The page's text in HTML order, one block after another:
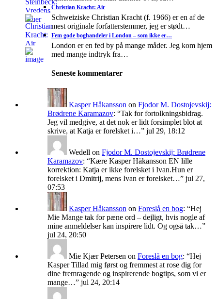
Christian Kracht: Air
Schweiziske Christian Kracht (f. 1966) er en af de
mest originale forfatterstemmer, jeg er stødt…
Fem gode boghandeler i London – som ikke er…
London er en fed by på mange måder. Jeg kom hjem
med mange indtryk fra…
Seneste kommentarer
Kasper Håkansson on Fjodor M. Dostojevskij:
Brødrene Karamazov: “Tak for fortolkningsbidrag.
Jeg vil medgive, at det nok er lidt forsimplet blot at
skrive, at Katja er forelsket i…” jul 29, 18:12
Wedell on Fjodor M. Dostojevskij: Brødrene
Karamazov: “Kære Kasper Håkansson EN lille
korrektion: Katja er ikke forelsket i Ivan.Hun er
forelsket i Dmitrij, mens Ivan er forelsket…” jul 27,
07:53
Kasper Håkansson on Foreslå en bog: “Hej
Mie Mange tak for pæne ord – dejligt, hvis nogle af
mine anmeldelser kan inspirere lidt. Og også tak…”
jul 24, 20:50
Mie Kjær Petersen on Foreslå en bog: “Hej
Kasper Tillad mig først og fremmest at rose dig for
dine fremragende og inspirerende bogtips, som vi er
mange…” jul 24, 20:14